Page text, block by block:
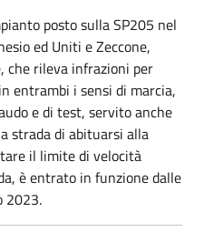
posto sulla SP205 nel
ed Uniti e Zeccone,
che rileva infrazioni per
entrambi i sensi di marcia,
e di test, servito anche
strada di abituarsi alla
il limite di velocità
è entrato in funzione dalle
2023.